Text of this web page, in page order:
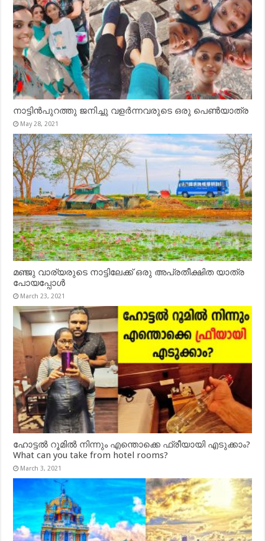
നാട്ടിൻപുറത്തു ജനിച്ചു വളർന്നവരുടെ ഒരു പെൺയാത്ര
May 28, 2021
മഞ്ജു വാര്യരുടെ നാട്ടിലേക്ക് ഒരു അപ്രതീക്ഷിത യാത്ര
പോയപ്പോൾ
March 23, 2021
ഹോട്ടൽ റൂമിൽ നിന്നും എന്തൊക്കെ ഫ്രീയായി എടുക്കാം?
What can you take from hotel rooms?
March 3, 2021